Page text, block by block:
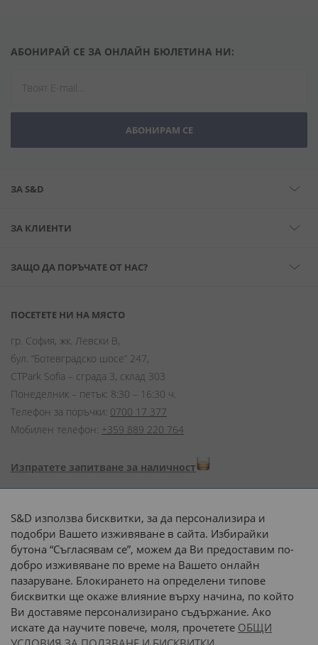
АБОНИРАЙ СЕ ЗА ОНЛАЙН БЮЛЕТИНА НИ:
АБОНИРАМ СЕ
ЗА S&D
ЗА КЛИЕНТИ
ЗАЩО ДА ПОРЪЧАТЕ ОТ НАС?
ПОСЕТЕТЕ НИ НА МЯСТО
гр. София, жк. Левски В,
бул. “Ботевградско шосе” 247,
CTPark Sofia – сграда 3, склад 303
Понеделник – петък: 8:30 – 16:30 ч.
Телефон за поръчки: 0700 17 377
Мобилен телефон: +359 889 220 764
Изпратете запитване за наличност
Начини на плащане:
Доставка до адрес с:
или
наш транспорт
S&D използва бисквитки, за да персонализира и
подобри Вашето изживяване в сайта. Избирайки
бутона “Съгласявам се”, можем да Ви предоставим по-
добро изживяване по време на Вашето онлайн
пазаруване. Блокирането на определени типове
бисквитки ще окаже влияние върху начина, по който
Ви доставяме персонализирано съдържание. Ако
искате да научите повече, моля, прочетете ОБЩИ